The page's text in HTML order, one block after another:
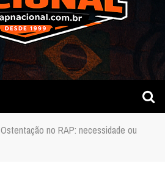
Ostentação no RAP: necessidade ou